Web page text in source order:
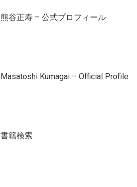
熊谷正寿 – 公式プロフィール
Masatoshi Kumagai – Official Profile
書籍検索